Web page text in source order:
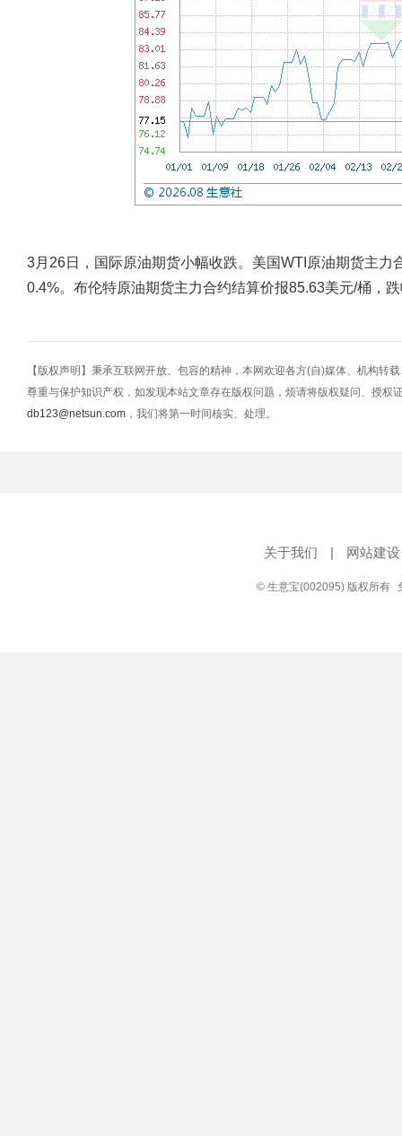
3月26日，国际原油期货小幅收跌。美国WTI原油期货主力
0.4%。布伦特原油期货主力合约结算价报85.63美元/桶，
【版权声明】秉承互联网开放、包容的精神，本网欢迎各方(自)媒体、机构转
尊重与保护知识产权，如发现本站文章存在版权问题，烦请将版权疑问、授权
db123@netsun.com ，我们将第一时间核实、处理。
关于我们 | 网站建设
© 生意宝(002095) 版权所有